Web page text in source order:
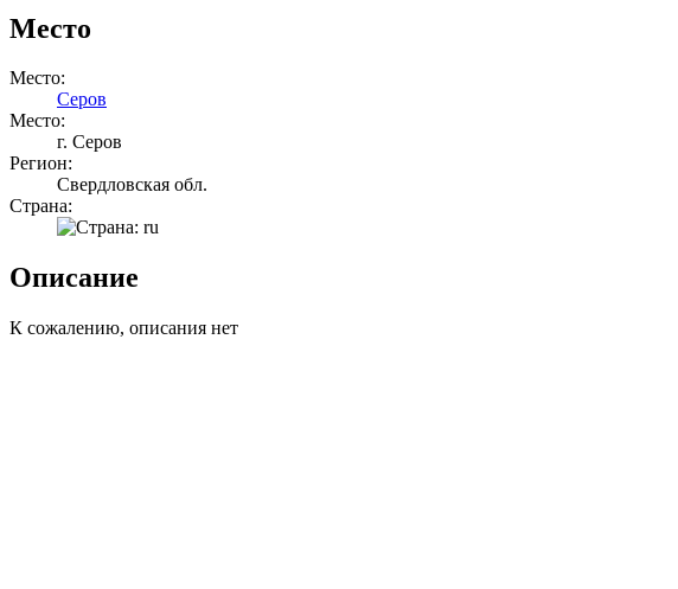
Место
Место:
Серов
Место:
г. Серов
Регион:
Свердловская обл.
Страна:
Описание
К сожалению, описания нет